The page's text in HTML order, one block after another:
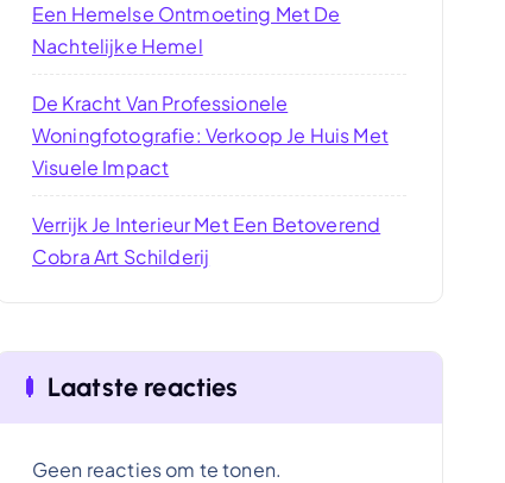
Een Hemelse Ontmoeting Met De
Nachtelijke Hemel
De Kracht Van Professionele
Woningfotografie: Verkoop Je Huis Met
Visuele Impact
Verrijk Je Interieur Met Een Betoverend
Cobra Art Schilderij
Laatste reacties
Geen reacties om te tonen.